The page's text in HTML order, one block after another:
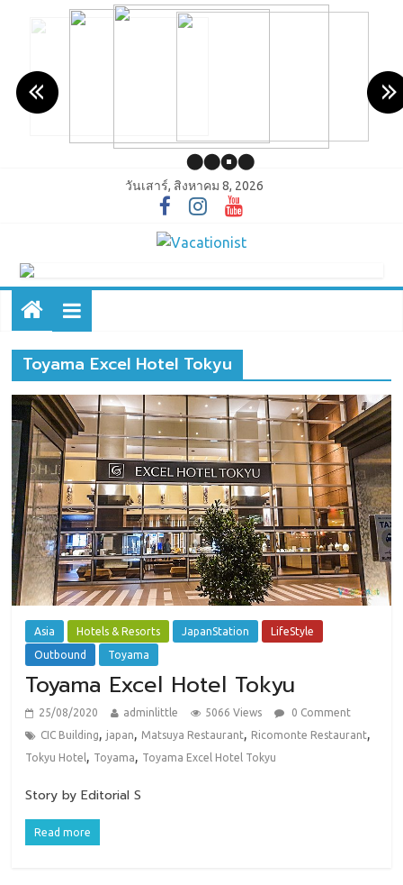
วันเสาร์, สิงหาคม 8, 2026
Toyama Excel Hotel Tokyu
Asia Hotels & Resorts JapanStation
LifeStyle
Outbound
Toyama
Toyama Excel Hotel Tokyu
25/08/2020 adminlittle 5066 Views
0 Comment
CIC Building, japan, Matsuya Restaurant, Ricomonte Restaurant,
Tokyu Hotel , Toyama, Toyama Excel Hotel Tokyu
Story by Editorial S
Read more